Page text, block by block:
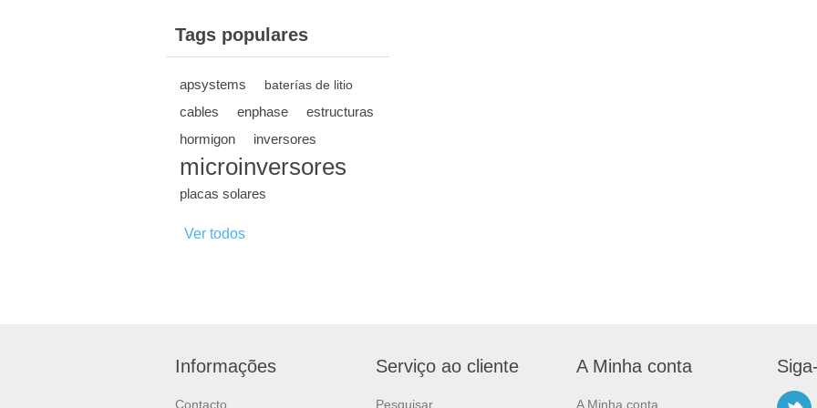
Tags populares
apsystems baterías de litio
cables enphase
estructuras
hormigon
inversores
microinversores
placas solares
Ver todos
Informações
Contacto
Serviço ao cliente
Pesquisar
A Minha conta
A Minha conta